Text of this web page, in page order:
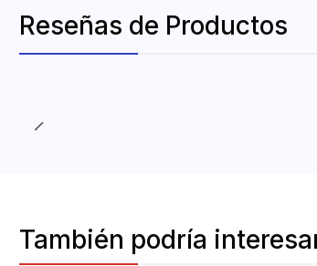
Reseñas de Productos
También podría